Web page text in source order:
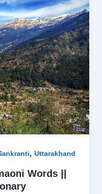
, Uttarakhand
Words ||